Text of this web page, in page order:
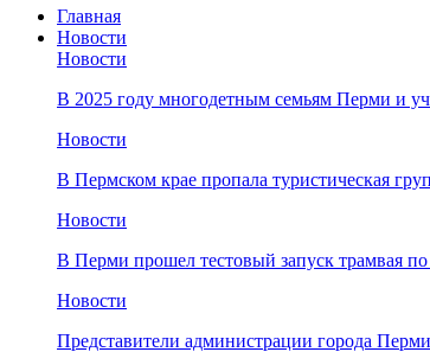
Главная
Новости
Новости
В 2025 году многодетным семьям Перми и
Новости
​В Пермском крае пропала туристическая
Новости
В Перми прошел тестовый запуск трамвая
Новости
Представители администрации города